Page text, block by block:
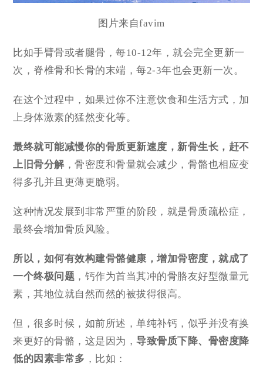
图片来自favim
比如手臂骨或者腿骨，每10-12年，就会完全更新一
次，脊椎骨和长骨的末端，每2-3年也会更新一次。
在这个过程中，如果过你不注意饮食和生活方式，加
上身体激素的猛然变化等。
最终就可能减慢你的骨质更新速度，新骨生长， 赶不
上旧骨分解 ，骨密度和骨量就会减少，骨骼也相应变
得多孔并且更薄更脆弱。
这种情况发展到非常严重的阶段，就是骨质疏松症，
最终会增加骨质风险。
所以，如何有效构建骨骼健康，增加骨密度 ，就成了
一个终极问题 ，钙作为首当其冲的骨胳友好型微量元
素，其地位就自然而然的被拔得很高。
但，很多时候，如前所述，单纯补钙，似乎并没有换
来更好的骨骼，这是因为，导致骨质下降、骨密度降
低的因素非常多 ，比如：